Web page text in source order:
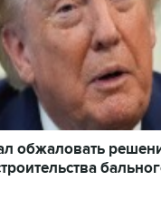
обжаловать